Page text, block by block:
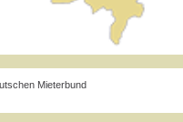
Mieterbund